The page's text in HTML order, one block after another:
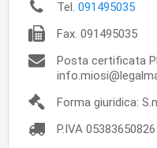
Tel. 091495035
Fax. 091495035
Posta certificata
Forma giuridica:
P.IVA 05383650826